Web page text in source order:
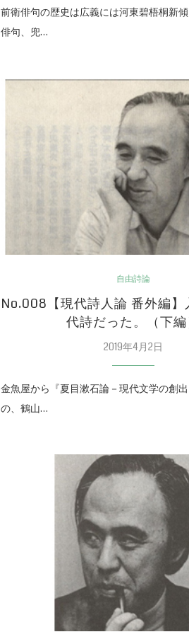
前衛俳句の歴史は広義には河東碧梧桐新
俳句、兜…
自由詩論
No.008【現代詩人論 番外編】
代詩だった。（下編
2019年4月2日
金魚屋から『夏目漱石論－現代文学の創
の、鶴山…